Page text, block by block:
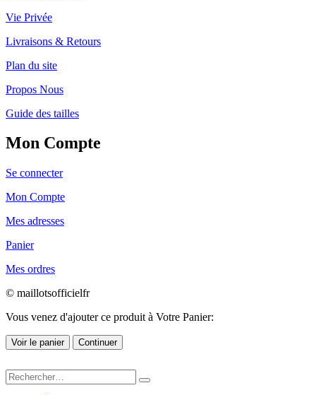
Vie Privée
Livraisons & Retours
Plan du site
Propos Nous
Guide des tailles
Mon Compte
Se connecter
Mon Compte
Mes adresses
Panier
Mes ordres
© maillotsofficielfr
Vous venez d'ajouter ce produit à Votre Panier:
Voir le panier Continuer